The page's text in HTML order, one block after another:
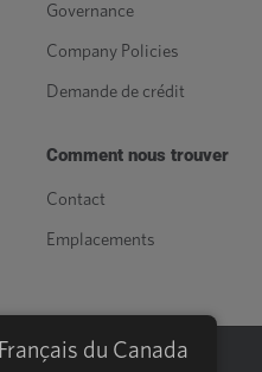
Governance
Company Policies
Demande de crédit
Comment nous trouver
Contact
Emplacements
Français du Canada